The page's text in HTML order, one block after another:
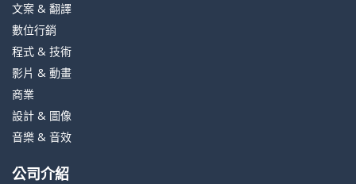
文案 & 翻譯
數位行銷
程式 & 技術
影片 & 動畫
商業
設計 & 圖像
音樂 & 音效
公司介紹